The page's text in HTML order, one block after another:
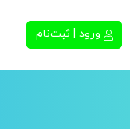
ورود | ثبت‌نام